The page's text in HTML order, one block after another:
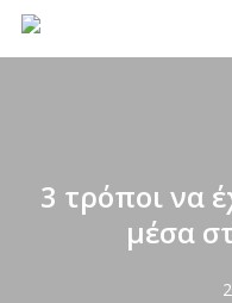
Skip
3 τρόποι να
μέσα